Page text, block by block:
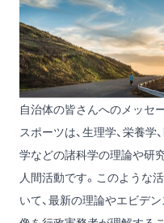
自治体の皆さんへのメッセ
スポーツは、生理学、栄養学
学などの諸科学の理論や研
人間活動です。このような
いて、最新の理論やエビデ